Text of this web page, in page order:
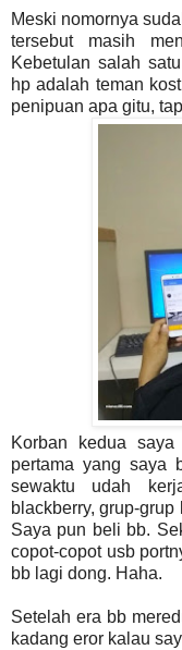
Meski nomornya
tersebut masih
Kebetulan salah
hp adalah teman
penipuan apa gitu,
Korban kedua
pertama yang saya
sewaktu udah
blackberry, grup-
Saya pun beli bb.
copot-copot usb
bb lagi dong. Haha.
Setelah era bb
kadang eror kalau